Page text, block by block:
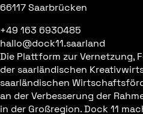
66117 Saarbrücken
+49 163 6930485
hallo@dock11.saarland
Die Plattform zur Vernetzung,
der saarländischen
saarländischen
an der Verbesserung der
in der Großregion. Dock 11